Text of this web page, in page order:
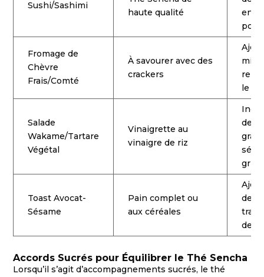
Sushi/Sashimi
haute qualité
en
Fromage de
Chèvre
Frais/Comté
À savourer avec des
crackers
miel
le
Salade
Wakame/Tartare
Végétal
Vinaigrette au
vinaigre de riz
des
Toast Avocat-
Sésame
Pain complet ou
aux céréales
des
de
Accords Sucrés pour Équilibrer le Thé Sencha
Lorsqu’il s’agit d’accompagnements sucrés, le thé